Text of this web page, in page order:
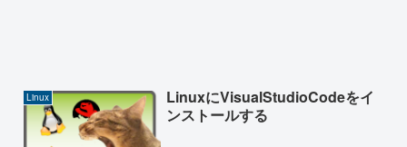
Linux
LinuxにVisualStudioCodeをイ
ンストールする